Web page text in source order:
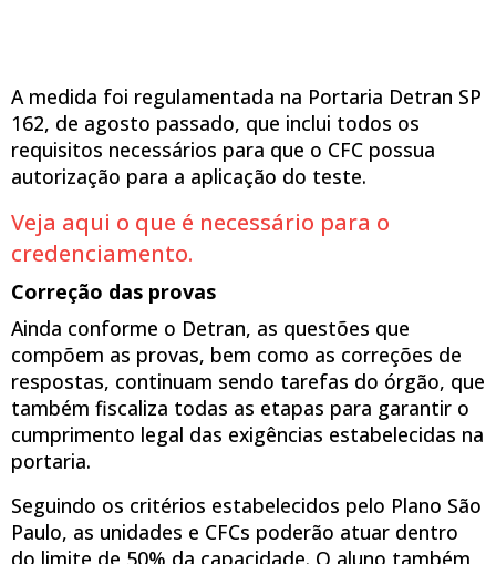
A medida foi regulamentada na Portaria Detran SP
162, de agosto passado, que inclui todos os
requisitos necessários para que o CFC possua
autorização para a aplicação do teste.
Veja aqui o que é necessário para o
credenciamento.
Correção das provas
Ainda conforme o Detran, as questões que
compõem as provas, bem como as correções de
respostas, continuam sendo tarefas do órgão, que
também fiscaliza todas as etapas para garantir o
cumprimento legal das exigências estabelecidas na
portaria.
Seguindo os critérios estabelecidos pelo Plano São
Paulo, as unidades e CFCs poderão atuar dentro
do limite de 50% da capacidade. O aluno também